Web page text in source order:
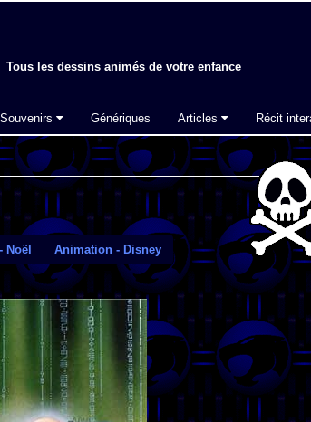
Tous les dessins animés de votre enfance
Souvenirs Génériques Articles Récit
Noël Animation - Disney